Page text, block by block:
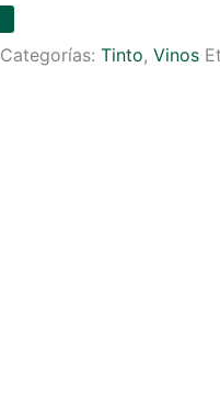
Categorías: Tinto, Vinos